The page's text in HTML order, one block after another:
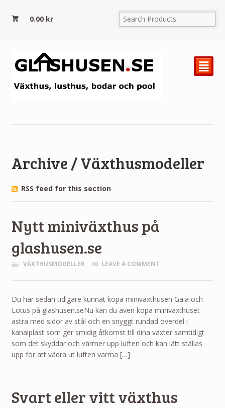
0.00 kr
²
Archive / Växthusmodeller
RSS feed for this section
Nytt miniväxthus på
glashusen.se
VÄXTHUSMODELLER LEAVE A COMMENT
Du har sedan tidigare kunnat köpa miniväxthusen Gaia och
Lotus på glashusen.seNu kan du även köpa miniväxthuset
astra med sidor av stål och en snyggt rundad överdel i
kanalplast som ger smidig åtkomst till dina växter samtidigt
som det skyddar och värmer upp luften och kan lätt ställas
upp för att vädra ut luften varma […]
Svart eller vitt växthus